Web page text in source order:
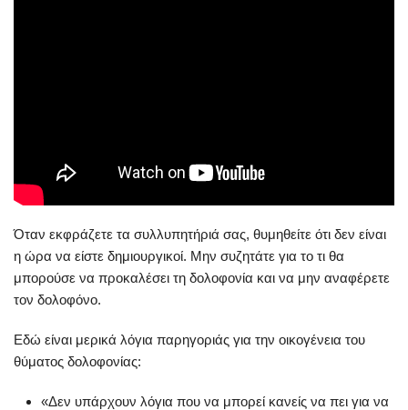
Όταν εκφράζετε τα συλλυπητήριά σας, θυμηθείτε ότι δεν είναι
η ώρα να είστε δημιουργικοί. Μην συζητάτε για το τι θα
μπορούσε να προκαλέσει τη δολοφονία και να μην αναφέρετε
τον δολοφόνο.
Εδώ είναι μερικά λόγια παρηγοριάς για την οικογένεια του
θύματος δολοφονίας:
«Δεν υπάρχουν λόγια που να μπορεί κανείς να πει για να